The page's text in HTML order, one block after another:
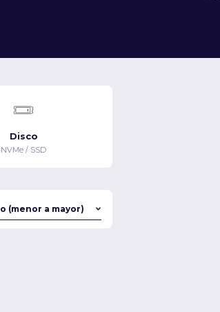
Disco
NVMe / SSD